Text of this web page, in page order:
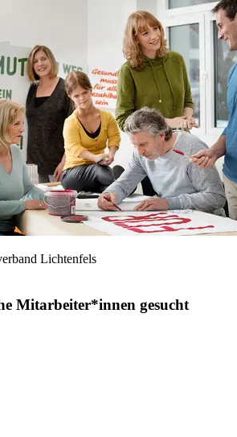
Lichtenfels
Mitarbeiter*innen gesucht